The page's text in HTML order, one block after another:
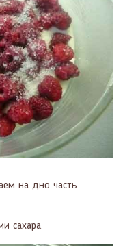
на дно часть
сахара.